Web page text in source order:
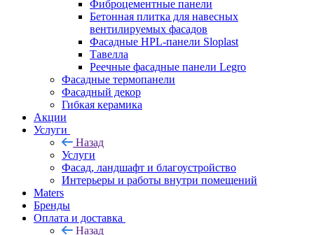
Фиброцементные панели
Бетонная плитка для навесных
вентилируемых фасадов
Фасадные HPL-панели Sloplast
Тавелла
Реечные фасадные панели Legro
Фасадные термопанели
Фасадный декор
Гибкая керамика
Акции
Услуги
Назад
Услуги
Фасад, ландшафт и благоустройство
Интерьеры и работы внутри помещений
Maters
Бренды
Оплата и доставка
Назад